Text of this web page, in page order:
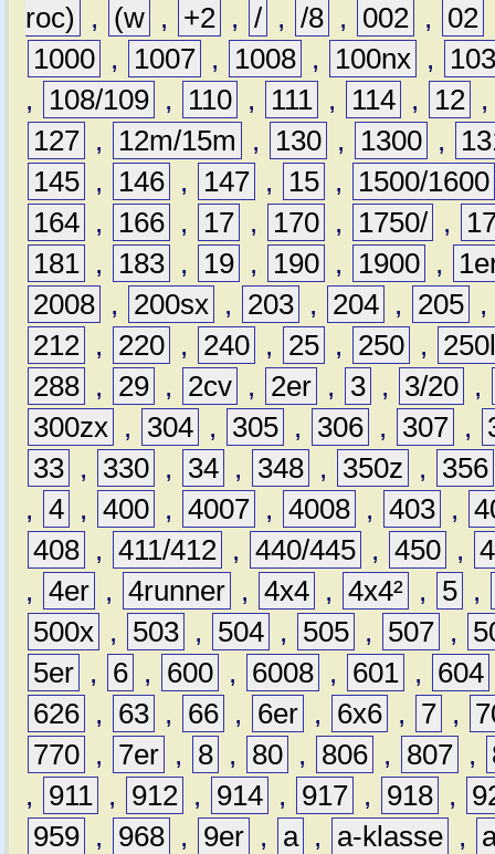
roc)
, (w , +2 , / , /8 , 002 , 02
1000 , 1007 , 1008 , 100nx ,
,
108/109 , 110 , 111 , 114 , 12
127 , 12m/15m , 130 , 1300 ,
145 , 146 , 147 , 15 ,
1500/1600
164 , 166 , 17 , 170 , 1750/ ,
181 , 183 , 19 , 190 , 1900 ,
2008 , 200sx , 203 , 204 , 205 ,
212 , 220 , 240 , 25 , 250 ,
288 , 29 , 2cv , 2er , 3 , 3/20 ,
300zx , 304 , 305 , 306 , 307 ,
33 , 330 , 34 , 348 , 350z ,
356
, 4 , 400 , 4007 , 4008 , 403 ,
408 , 411/412 , 440/445 , 450 ,
, 4er , 4runner , 4x4 , 4x4² , 5 ,
500x , 503 , 504 , 505 , 507 ,
5er , 6 , 600 , 6008 , 601 , 604
626 , 63 , 66 , 6er , 6x6 , 7 ,
770 , 7er , 8 , 80 , 806 , 807 ,
,
911 , 912 , 914 , 917 , 918 ,
959 , 968 , 9er , a , a-klasse ,